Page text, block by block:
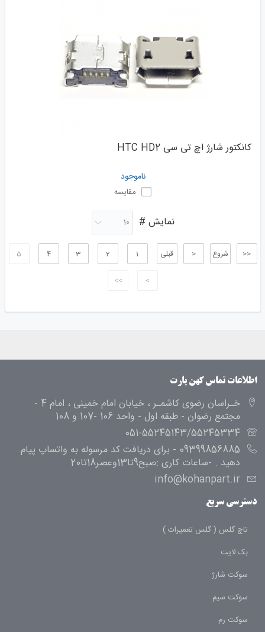
کانکتور شارژ اچ تی سی HTC HD2
ناموجود
مقایسه
نمایش #
<< شروع < قبلی 1
2
3
4
5
>
>>
اطلاعات تماس کهن پارت
خـراسان رضوی کاشمـر ، خیابان امام خمینی ، امام 4 -
مجتمع رضوان - طبقه اول - واحد 106 -107 و 108
051-55245143/55245334
09399856885 - برای دریافت کد مرسوله به واتساپ پیام
دهید . -ساعات کاری :صبح9تا13وعصر18تا20
info@kohanpart.ir
دسترسی سریع
تاچ گلس ( گلس تعمیرات )
بک لایت
سوکت شارژ
سوکت سیم
سوکت رم